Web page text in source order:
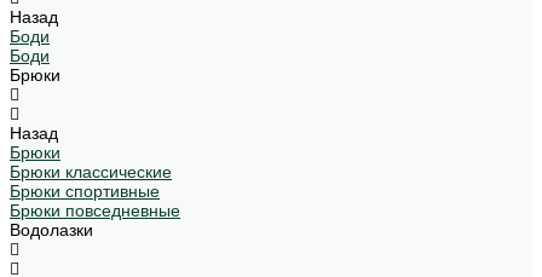
Назад
Боди
Боди
Брюки
Назад
Брюки
Брюки классические
Брюки спортивные
Брюки повседневные
Водолазки